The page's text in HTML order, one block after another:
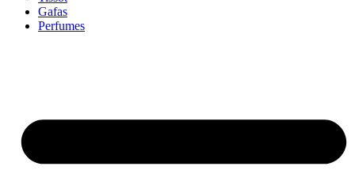
Gafas
Perfumes